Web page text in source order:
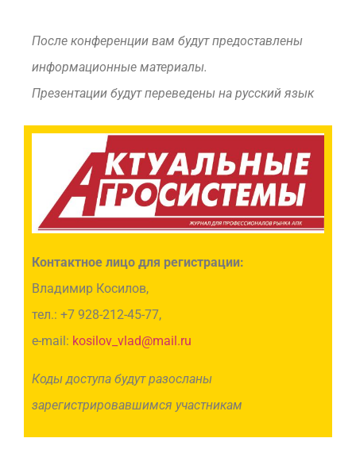
После конференции вам будут предоставлены
информационные материалы.
Презентации будут переведены на русский язык
Контактное лицо для регистрации:
Владимир Косилов,
тел.: +7 928-212-45-77,
e-mail: kosilov_vlad@mail.ru
Коды доступа будут разосланы
зарегистрировавшимся участникам